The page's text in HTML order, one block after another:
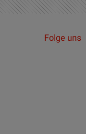
Folge uns